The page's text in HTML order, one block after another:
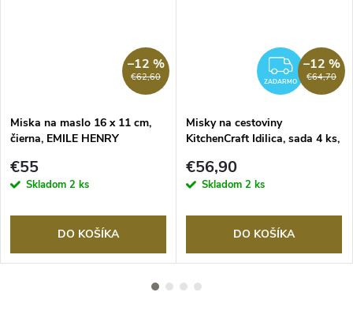
€62,60
–12 %
Miska na maslo 16 x 11 cm,
čierna, EMILE HENRY
€55
Skladom 2 ks
DO KOŠÍKA
ZADARMO €64,70
–12 %
Misky na cestoviny
KitchenCraft Idilica, sada 4 ks,
€56,90
Skladom 2 ks
DO KOŠÍKA